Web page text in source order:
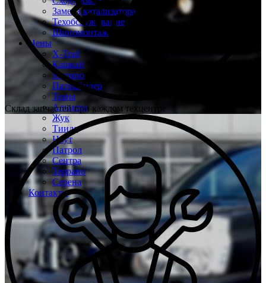
Замена катализатора
Техобслуживание
Шиномонтаж
Цены
X-Trail
Кашкай
Мурано
Патфайндер
Теана
Альмера
Жук
Тиида
Ноут
Патрол
Сентра
Террано
Серена
Контакты
Склад запчастей при каждом техцентре